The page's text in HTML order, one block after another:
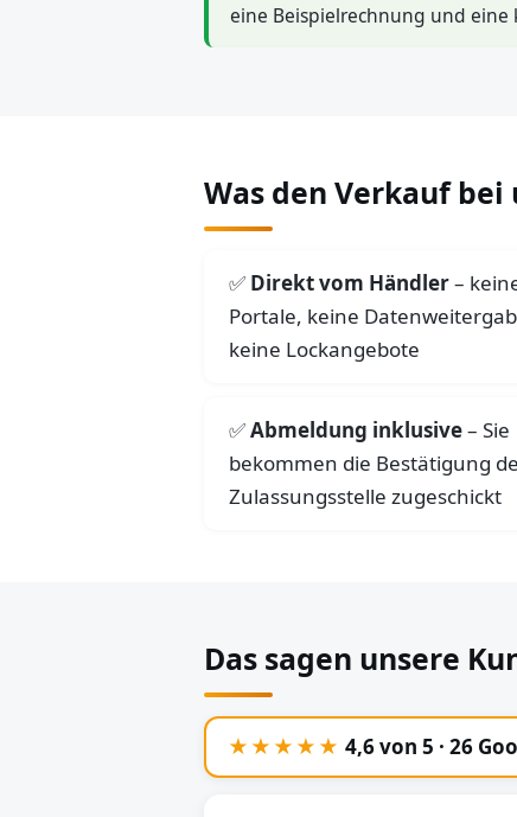
eine Beispielrechnung und eine
Was den Verkauf
Direkt vom Händler–
Portale, keine
keine Lockangebote
Abmeldung inklusive– Sie
bekommen die Bestätigung
Zulassungsstelle zugeschickt
Das sagen unsere
★★★★★ 4,6 von 5 · 26